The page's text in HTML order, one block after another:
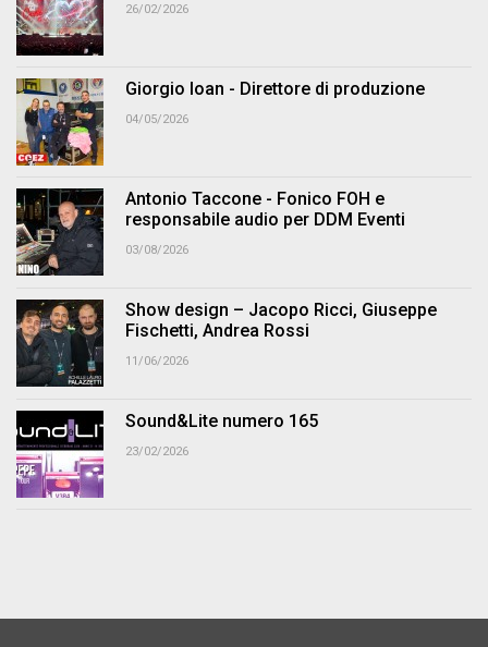
26/02/2026
Giorgio Ioan - Direttore di produzione
04/05/2026
Antonio Taccone - Fonico FOH e
responsabile audio per DDM Eventi
03/08/2026
Show design – Jacopo Ricci, Giuseppe
Fischetti, Andrea Rossi
11/06/2026
Sound&Lite numero 165
23/02/2026